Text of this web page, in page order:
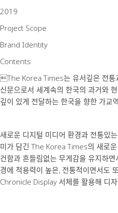
2019
Project Scope
Brand Identity
Contents
The Korea Times는 유서깊은 전통
신문으로서 세계속의 한국의 과거와
깊이 있게 전달하는 한국을 향한 가교
새로운 디지털 미디어 환경과 전통있
미가 담긴 The Korea Times의 새로
건함과 흔들림없는 무게감을 유지하
경에 적용력이 높은, 전통적이면서도
Chronicle Display 서체를 활용해 디